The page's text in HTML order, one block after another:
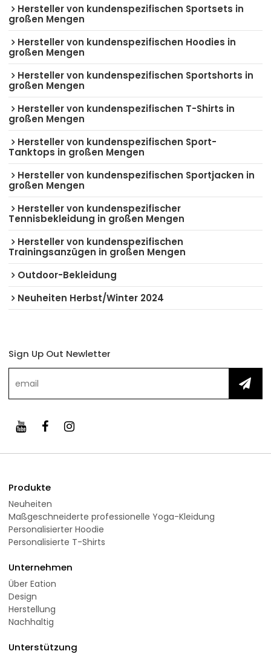
Hersteller von kundenspezifischen Sportsets in
großen Mengen
Hersteller von kundenspezifischen Hoodies in
großen Mengen
Hersteller von kundenspezifischen Sportshorts in
großen Mengen
Hersteller von kundenspezifischen T-Shirts in
großen Mengen
Hersteller von kundenspezifischen Sport-
Tanktops in großen Mengen
Hersteller von kundenspezifischen Sportjacken in
großen Mengen
Hersteller von kundenspezifischer
Tennisbekleidung in großen Mengen
Hersteller von kundenspezifischen
Trainingsanzügen in großen Mengen
Outdoor-Bekleidung
Neuheiten Herbst/Winter 2024
Sign Up Out Newletter
Produkte
Neuheiten
Maßgeschneiderte professionelle Yoga-Kleidung
Personalisierter Hoodie
Personalisierte T-Shirts
Unternehmen
Über Eation
Design
Herstellung
Nachhaltig
Unterstützung